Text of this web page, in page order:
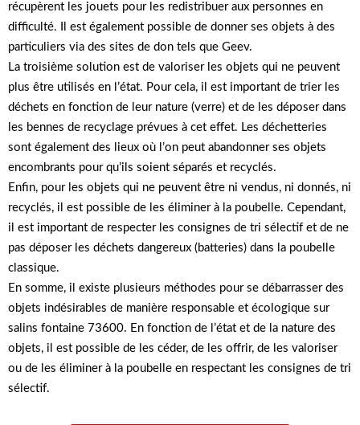
récupèrent les jouets pour les redistribuer aux personnes en
difficulté. Il est également possible de donner ses objets à des
particuliers via des sites de don tels que Geev.
La troisième solution est de valoriser les objets qui ne peuvent
plus être utilisés en l’état. Pour cela, il est important de trier les
déchets en fonction de leur nature (verre) et de les déposer dans
les bennes de recyclage prévues à cet effet. Les déchetteries
sont également des lieux où l’on peut abandonner ses objets
encombrants pour qu’ils soient séparés et recyclés.
Enfin, pour les objets qui ne peuvent être ni vendus, ni donnés, ni
recyclés, il est possible de les éliminer à la poubelle. Cependant,
il est important de respecter les consignes de tri sélectif et de ne
pas déposer les déchets dangereux (batteries) dans la poubelle
classique.
En somme, il existe plusieurs méthodes pour se débarrasser des
objets indésirables de manière responsable et écologique sur
salins fontaine 73600. En fonction de l’état et de la nature des
objets, il est possible de les céder, de les offrir, de les valoriser
ou de les éliminer à la poubelle en respectant les consignes de tri
sélectif.